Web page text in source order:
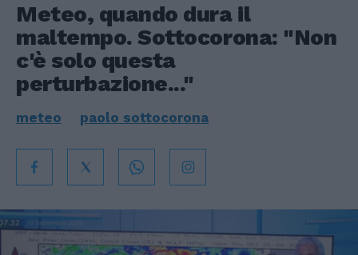
Meteo, quando dura il
maltempo. Sottocorona: "Non
c'è solo questa
perturbazione..."
meteo paolo sottocorona